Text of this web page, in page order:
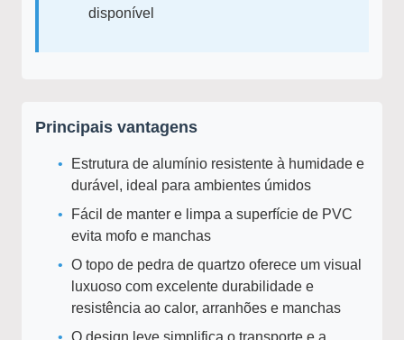
disponível
Principais vantagens
Estrutura de alumínio resistente à humidade e
durável, ideal para ambientes úmidos
Fácil de manter e limpa a superfície de PVC
evita mofo e manchas
O topo de pedra de quartzo oferece um visual
luxuoso com excelente durabilidade e
resistência ao calor, arranhões e manchas
O design leve simplifica o transporte e a